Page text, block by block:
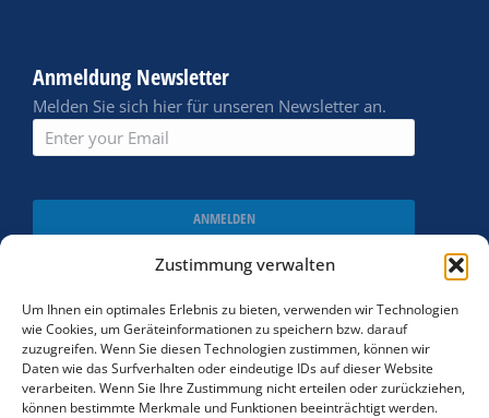
Zustimmung verwalten
Um Ihnen ein optimales Erlebnis zu bieten, verwenden wir Technologien
wie Cookies, um Geräteinformationen zu speichern bzw. darauf
zuzugreifen. Wenn Sie diesen Technologien zustimmen, können wir
Daten wie das Surfverhalten oder eindeutige IDs auf dieser Website
verarbeiten. Wenn Sie Ihre Zustimmung nicht erteilen oder zurückziehen,
können bestimmte Merkmale und Funktionen beeinträchtigt werden.
Anmeldung Newsletter
Melden Sie sich hier für unseren Newsletter an.
ANMELDEN